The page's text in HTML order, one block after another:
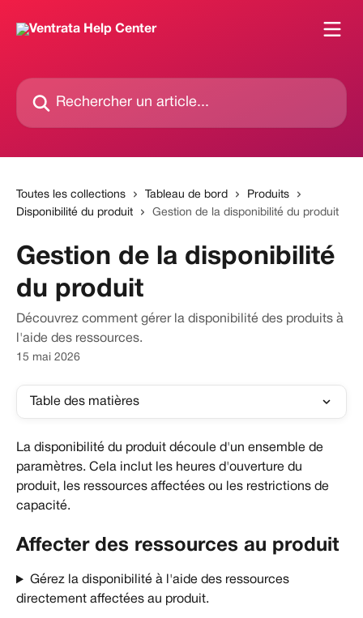
Rechercher un article...
Toutes les collections Tableau de bord
Produits
Disponibilité du produit
Gestion de la disponibilité du produit
Gestion de la disponibilité
du produit
Découvrez comment gérer la disponibilité des produits à
l'aide des ressources.
15 mai 2026
Table des matières
La disponibilité du produit découle d'un ensemble de
paramètres. Cela inclut les heures d'ouverture du
produit, les ressources affectées ou les restrictions de
capacité.
Affecter des ressources au produit
Gérez la disponibilité à l'aide des ressources
directement affectées au produit.